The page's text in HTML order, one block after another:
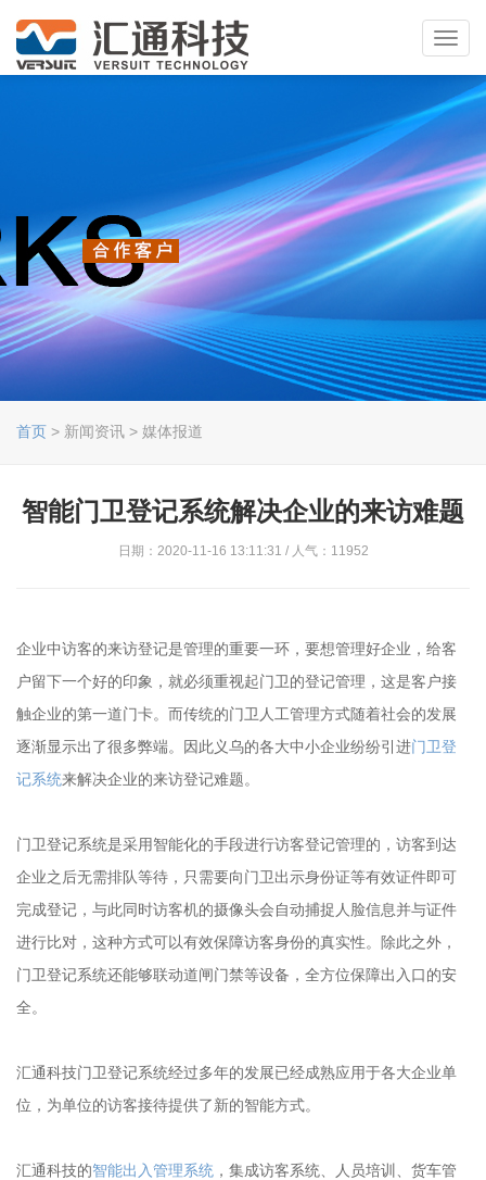
首页 > 新闻资讯 > 媒体报道
智能门卫登记系统解决企业的来访难题
日期：2020-11-16 13:11:31 / 人气：11952
企业中访客的来访登记是管理的重要一环，要想管理好企业，给客
户留下一个好的印象，就必须重视起门卫的登记管理，这是客户接
触企业的第一道门卡。而传统的门卫人工管理方式随着社会的发展
逐渐显示出了很多弊端。因此义乌的各大中小企业纷纷引进门卫登
记系统来解决企业的来访登记难题。
门卫登记系统是采用智能化的手段进行访客登记管理的，访客到达
企业之后无需排队等待，只需要向门卫出示身份证等有效证件即可
完成登记，与此同时访客机的摄像头会自动捕捉人脸信息并与证件
进行比对，这种方式可以有效保障访客身份的真实性。除此之外，
门卫登记系统还能够联动道闸门禁等设备，全方位保障出入口的安
全。
汇通科技门卫登记系统经过多年的发展已经成熟应用于各大企业单
位，为单位的访客接待提供了新的智能方式。
汇通科技的智能出入管理系统 ，集成访客系统、人员培训、货车管